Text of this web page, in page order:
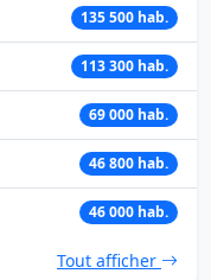
135 500 hab.
113 300 hab.
69 000 hab.
46 800 hab.
46 000 hab.
Tout afficher